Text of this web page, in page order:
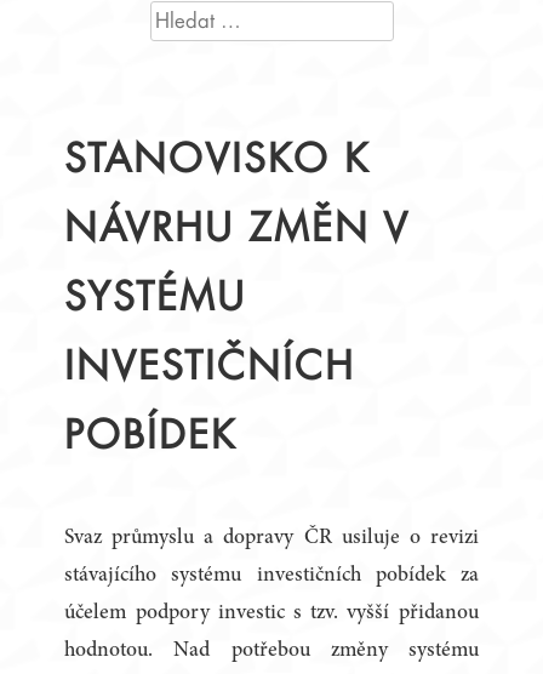
VYHLEDÁVÁNÍ
STANOVISKO K
NÁVRHU ZMĚN V
SYSTÉMU
INVESTIČNÍCH
POBÍDEK
Svaz průmyslu a dopravy ČR usiluje o revizi
stávajícího systému investičních pobídek za
účelem podpory investic s tzv. vyšší přidanou
hodnotou. Nad potřebou změny systému